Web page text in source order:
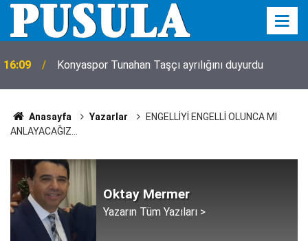
16:09 Konyaspor Tunahan Taşçı ayrılığını duyurdu
Anasayfa Yazarlar
ENGELLİYİ ENGELLİ OLUNCA MI
ANLAYACAĞIZ…
Oktay Mermer
Yazarın Tüm Yazıları >